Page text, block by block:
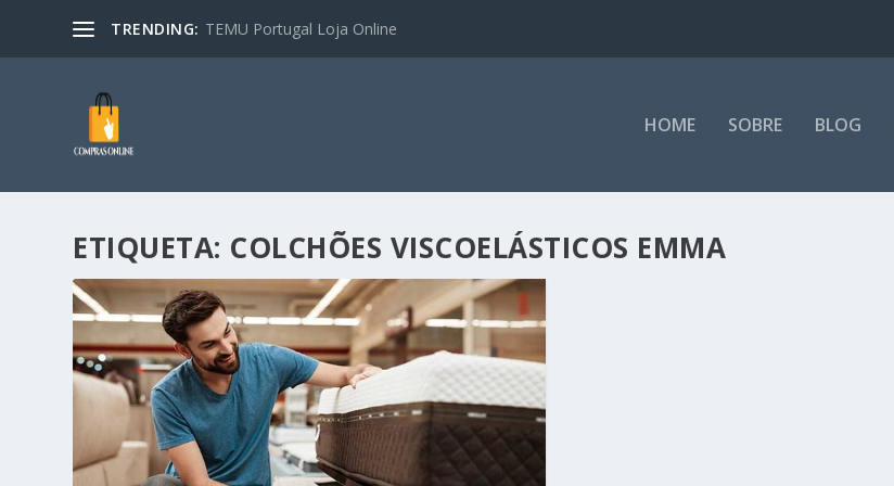
TRENDING: TEMU Portugal Loja Online
HOME SOBRE BLOG
ETIQUETA: COLCHÕES VISCOELÁSTICOS EMMA